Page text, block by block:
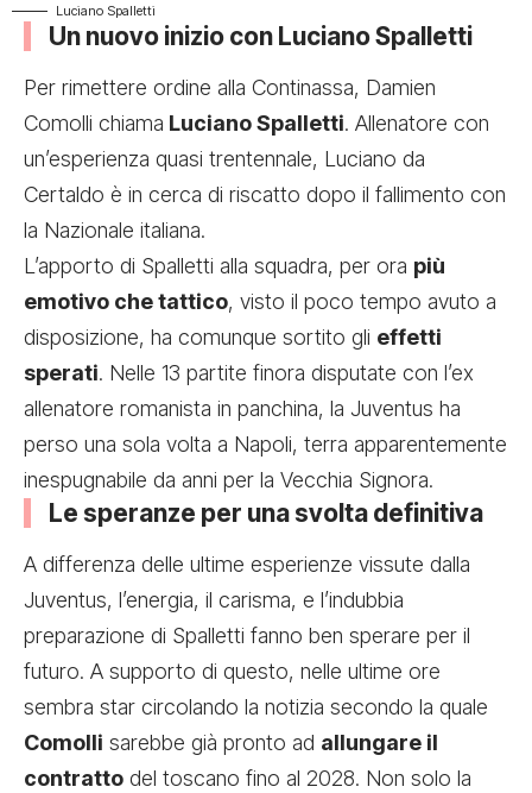
Luciano Spalletti
Un nuovo inizio con Luciano Spalletti
Per rimettere ordine alla Continassa, Damien
Comolli chiama Luciano Spalletti. Allenatore con
un’esperienza quasi trentennale, Luciano da
Certaldo è in cerca di riscatto dopo il fallimento con
la Nazionale italiana.
L’apporto di Spalletti alla squadra, per ora più
emotivo che tattico, visto il poco tempo avuto a
disposizione, ha comunque sortito gli effetti
sperati. Nelle 13 partite finora disputate con l’ex
allenatore romanista in panchina, la Juventus ha
perso una sola volta a Napoli, terra apparentemente
inespugnabile da anni per la Vecchia Signora.
Le speranze per una svolta definitiva
A differenza delle ultime esperienze vissute dalla
Juventus, l’energia, il carisma, e l’indubbia
preparazione di Spalletti fanno ben sperare per il
futuro. A supporto di questo, nelle ultime ore
sembra star circolando la notizia secondo la quale
Comolli sarebbe già pronto ad allungare il
contratto del toscano fino al 2028. Non solo la